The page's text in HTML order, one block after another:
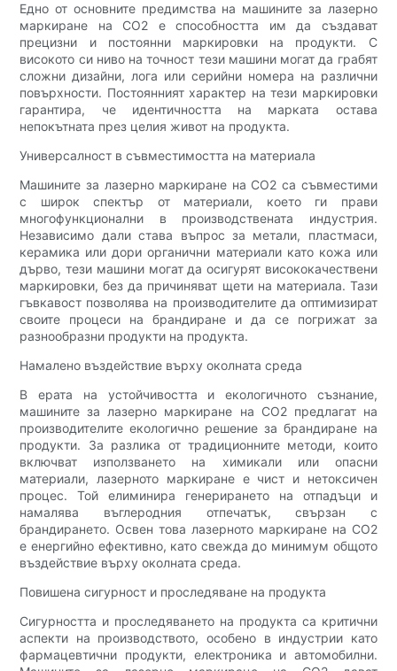
Едно от основните предимства на машините за лазерно
маркиране на CO2 е способността им да създават
прецизни и постоянни маркировки на продукти. С
високото си ниво на точност тези машини могат да грабят
сложни дизайни, лога или серийни номера на различни
повърхности. Постоянният характер на тези маркировки
гарантира, че идентичността на марката остава
непокътната през целия живот на продукта.
Универсалност в съвместимостта на материала
Машините за лазерно маркиране на CO2 са съвместими
с широк спектър от материали, което ги прави
многофункционални в производствената индустрия.
Независимо дали става въпрос за метали, пластмаси,
керамика или дори органични материали като кожа или
дърво, тези машини могат да осигурят висококачествени
маркировки, без да причиняват щети на материала. Тази
гъвкавост позволява на производителите да оптимизират
своите процеси на брандиране и да се погрижат за
разнообразни продукти на продукта.
Намалено въздействие върху околната среда
В ерата на устойчивостта и екологичното съзнание,
машините за лазерно маркиране на CO2 предлагат на
производителите екологично решение за брандиране на
продукти. За разлика от традиционните методи, които
включват използването на химикали или опасни
материали, лазерното маркиране е чист и нетоксичен
процес. Той елиминира генерирането на отпадъци и
намалява въглеродния отпечатък, свързан с
брандирането. Освен това лазерното маркиране на CO2
е енергийно ефективно, като свежда до минимум общото
въздействие върху околната среда.
Повишена сигурност и проследяване на продукта
Сигурността и проследяването на продукта са критични
аспекти на производството, особено в индустрии като
фармацевтични продукти, електроника и автомобилни.